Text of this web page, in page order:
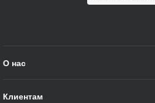
О нас
Клиентам